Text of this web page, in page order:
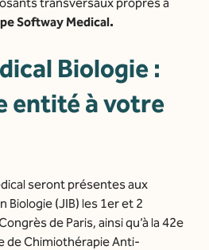
Softway Medical.
Biologie :
entité à votre
seront présentes aux
Biologie (JIB) les 1er et 2
de Paris, ainsi qu’à la 42e
de Chimiothérapie Anti-